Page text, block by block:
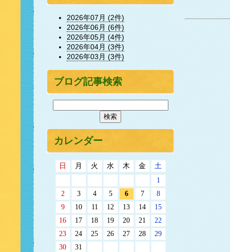
2026年07月 (2件)
2026年06月 (6件)
2026年05月 (4件)
2026年04月 (3件)
2026年03月 (3件)
ブログ記事検索
カレンダー
日 月 火 水 木 金
土
1
2
3 4 5 6 7
8
9
10 11 12 13 14
15
16
17 18 19 20 21
22
23
24 25 26 27 28
29
30
31